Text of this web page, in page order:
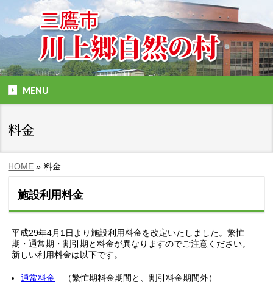
MENU
料金
HOME » 料金
施設利用料金
平成29年4月1日より施設利用料金を改定いたしました。繁忙
期・通常期・割引期と料金が異なりますのでご注意ください。
新しい利用料金は以下です。
通常料金 （繁忙期料金期間と、割引料金期間外）